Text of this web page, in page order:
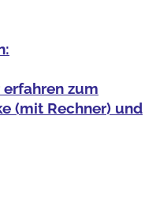
zum
(mit Rechner) und